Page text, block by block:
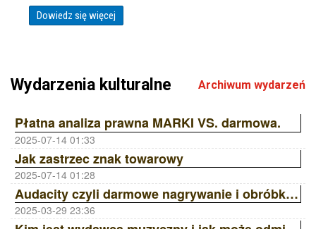
Dowiedz się więcej
Wydarzenia kulturalne Archiwum wydarzeń
Płatna analiza prawna MARKI VS. darmowa.
2025-07-14 01:33
Jak zastrzec znak towarowy
2025-07-14 01:28
Audacity czyli darmowe nagrywanie i obróbka dźwięku
2025-03-29 23:36